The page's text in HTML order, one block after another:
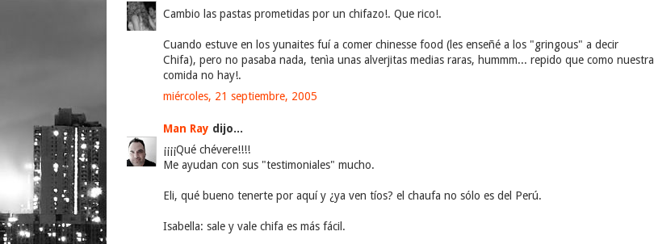
Cambio las pastas prometidas por un chifazo!. Que rico!.
Cuando estuve en los yunaites fuí a comer chinesse food (les enseñé a los "gringous" a decir
Chifa), pero no pasaba nada, tenìa unas alverjitas medias raras, hummm... repido que como nuestra
comida no hay!.
miércoles, 21 septiembre, 2005
Man Ray dijo...
¡¡¡¡Qué chévere!!!!
Me ayudan con sus "testimoniales" mucho.
Eli, qué bueno tenerte por aquí y ¿ya ven tíos? el chaufa no sólo es del Perú.
Isabella: sale y vale chifa es más fácil.